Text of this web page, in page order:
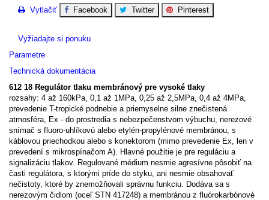
Vytlačiť
Facebook Twitter Pinterest
Vyžiadajte si ponuku
Parametre
Technická dokumentácia
612 18 Regulátor tlaku membránový pre vysoké tlaky
rozsahy: 4 až 160kPa, 0,1 až 1MPa, 0,25 až 2,5MPa, 0,4 až 4MPa,
prevedenie T-tropické podnebie a priemyselne silne znečistená
atmosféra, Ex - do prostredia s nebezpečenstvom výbuchu, nerezové
snímač s fluoro-uhlíkovú alebo etylén-propylénové membránou, s
káblovou priechodkou alebo s konektorom (mimo prevedenie Ex, len v
prevedení s mikrospínačom A). Hlavné použitie je pre reguláciu a
signalizáciu tlakov. Regulované médium nesmie agresívne pôsobiť na
časti regulátora, s ktorými príde do styku, ani nesmie obsahovať
nečistoty, ktoré by znemožňovali správnu funkciu. Dodáva sa s
nerezovým čidlom (oceľ STN 417248) a membránou z fluórokarbónové